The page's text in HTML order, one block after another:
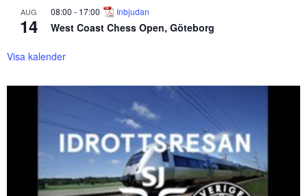
AUG
14
08:00 - 17:00 Inbjudan
West Coast Chess Open, Göteborg
Visa kalender